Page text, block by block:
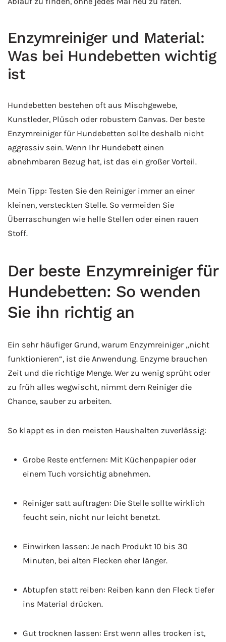
Enzymreiniger und Material:
Was bei Hundebetten wichtig
ist
Hundebetten bestehen oft aus Mischgewebe,
Kunstleder, Plüsch oder robustem Canvas. Der beste
Enzymreiniger für Hundebetten sollte deshalb nicht
aggressiv sein. Wenn Ihr Hundebett einen
abnehmbaren Bezug hat, ist das ein großer Vorteil.
Mein Tipp: Testen Sie den Reiniger immer an einer
kleinen, versteckten Stelle. So vermeiden Sie
Überraschungen wie helle Stellen oder einen rauen
Stoff.
Der beste Enzymreiniger für
Hundebetten: So wenden
Sie ihn richtig an
Ein sehr häufiger Grund, warum Enzymreiniger „nicht
funktionieren“, ist die Anwendung. Enzyme brauchen
Zeit und die richtige Menge. Wer zu wenig sprüht oder
zu früh alles wegwischt, nimmt dem Reiniger die
Chance, sauber zu arbeiten.
So klappt es in den meisten Haushalten zuverlässig:
Grobe Reste entfernen: Mit Küchenpapier oder
einem Tuch vorsichtig abnehmen.
Reiniger satt auftragen: Die Stelle sollte wirklich
feucht sein, nicht nur leicht benetzt.
Einwirken lassen: Je nach Produkt 10 bis 30
Minuten, bei alten Flecken eher länger.
Abtupfen statt reiben: Reiben kann den Fleck tiefer
ins Material drücken.
Gut trocknen lassen: Erst wenn alles trocken ist,